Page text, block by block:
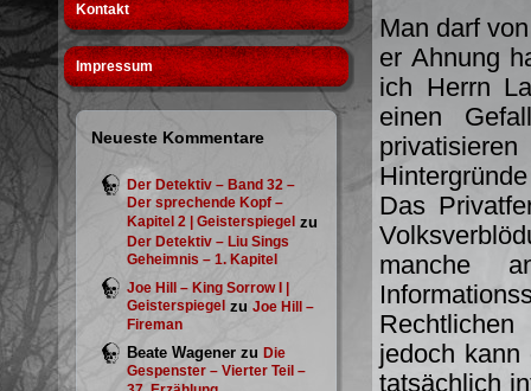
Kontakt
Impressum
Neueste Kommentare
Der Detektiv – Band 32 –
Der sprechende Kopf –
Kapitel 2 | Geisterspiegel zu
Der Detektiv – Liu Sings
Geheimnis – 1. Kapitel
Joe Hill – King Sorrow I |
Geisterspiegel zu Joe Hill –
Fireman
Beate Wagener zu Die
Gespenster – Vierter Teil –
Man darf
er Ahnung
ich Herrn
einen
Das
manche
jedoch
tatsächlich